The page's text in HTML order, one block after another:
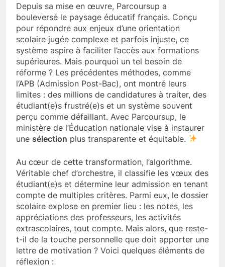
Depuis sa mise en œuvre, Parcoursup a
bouleversé le paysage éducatif français. Conçu
pour répondre aux enjeux d’une orientation
scolaire jugée complexe et parfois injuste, ce
système aspire à faciliter l’accès aux formations
supérieures. Mais pourquoi un tel besoin de
réforme ? Les précédentes méthodes, comme
l’APB (Admission Post-Bac), ont montré leurs
limites : des millions de candidatures à traiter, des
étudiant(e)s frustré(e)s et un système souvent
perçu comme défaillant. Avec Parcoursup, le
ministère de l’Éducation nationale vise à instaurer
une sélection plus transparente et équitable.
Au cœur de cette transformation, l’algorithme.
Véritable chef d’orchestre, il classifie les vœux des
étudiant(e)s et détermine leur admission en tenant
compte de multiples critères. Parmi eux, le dossier
scolaire explose en premier lieu : les notes, les
appréciations des professeurs, les activités
extrascolaires, tout compte. Mais alors, que reste-
t-il de la touche personnelle que doit apporter une
lettre de motivation ? Voici quelques éléments de
réflexion :